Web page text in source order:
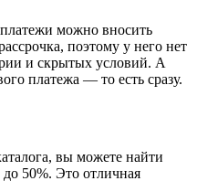
можно вносить
поэтому у него нет
и скрытых условий. А
платежа — то есть сразу.
вы можете найти
50%. Это отличная